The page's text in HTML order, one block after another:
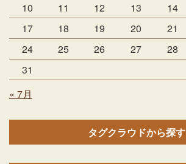
10
11 12 13 14
17
18 19 20 21
24
25 26 27 28
31
« 7月
タグクラウドから探す